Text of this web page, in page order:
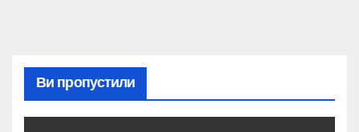
Ви пропустили